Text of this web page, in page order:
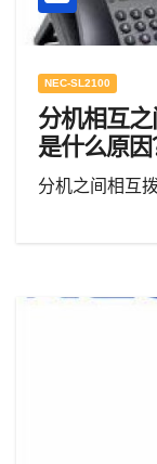
NEC-SL2100
分机相互
是什么原因
分机之间相互